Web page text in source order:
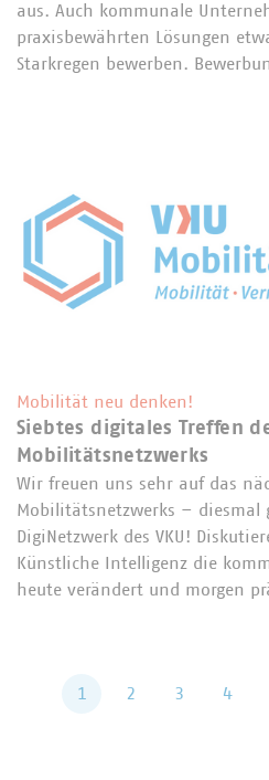
aus. Auch kommunale
praxisbewährten Lösungen
Starkregen bewerben.
Mobilität neu denken!
Siebtes digitales Treffen
Mobilitätsnetzwerks
Wir freuen uns sehr auf das
Mobilitätsnetzwerks – diesmal
DigiNetzwerk des VKU!
Künstliche Intelligenz die
heute verändert und morgen
1 2 3 4